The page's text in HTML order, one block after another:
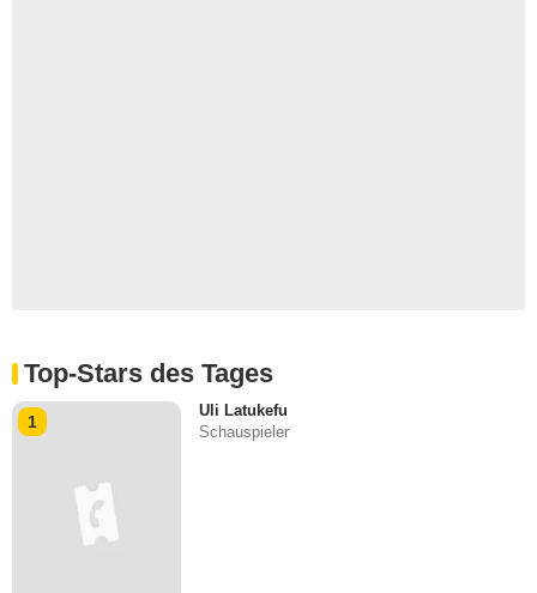
Top-Stars des Tages
1
Uli Latukefu
Schauspieler